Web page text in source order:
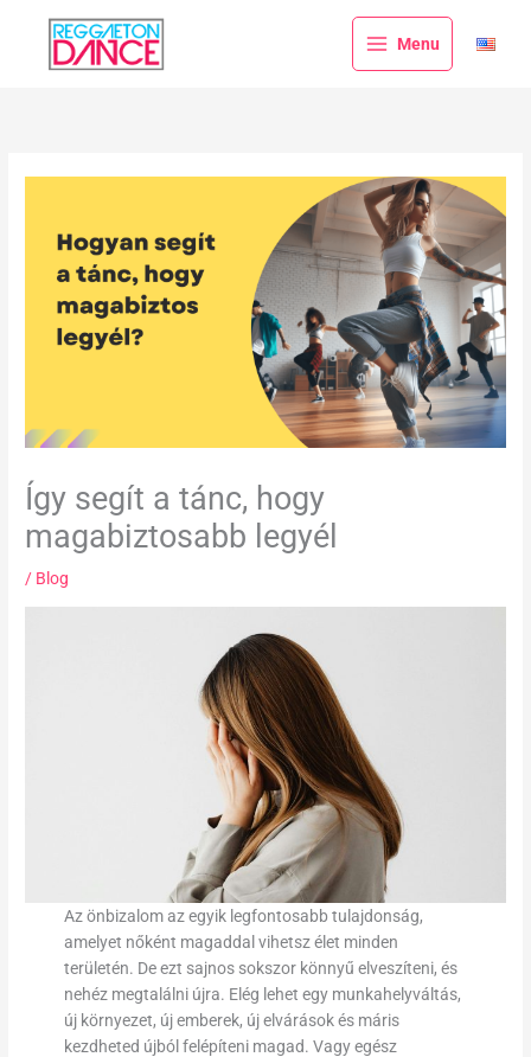
content
Menu
Így segít a tánc, hogy
magabiztosabb legyél
/ Blog
Az önbizalom az egyik legfontosabb tulajdonság,
amelyet nőként magaddal vihetsz élet minden
területén. De ezt sajnos sokszor könnyű elveszíteni, és
nehéz megtalálni újra. Elég lehet egy munkahelyváltás,
új környezet, új emberek, új elvárások és máris
kezdheted újból felépíteni magad. Vagy egész